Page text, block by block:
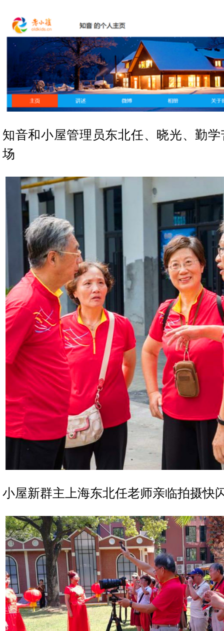
知音和小屋管理员东北任、晓光、勤
场
小屋新群主上海东北任老师亲临拍摄快